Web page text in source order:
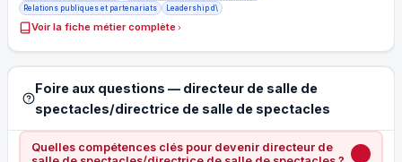
Relations publiques et partenariats
Leadership d\
Voir la fiche métier complète
Foire aux questions — directeur de salle de
spectacles/directrice de salle de spectacles
Quelles compétences clés pour devenir directeur de